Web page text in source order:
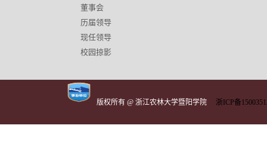
董事会
历届领导
现任领导
校园掠影
版权所有 @ 浙江农林大学暨阳学院 浙ICP备